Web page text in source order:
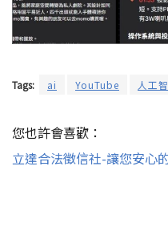
Tags: ai YouTube 人工
您也許會喜歡：
立達合法徵信社-讓您安心